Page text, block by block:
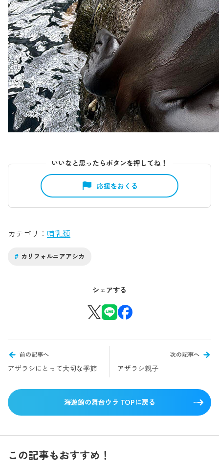
いいなと思ったらボタンを押してね！
応援をおくる
カテゴリ 哺乳類
# カリフォルニアアシカ
シェアする
前の記事へ
アザラシにとって大切な季節
次の記事へ
アザラシ親子
海遊館の舞台ウラ TOPに戻る
この記事もおすすめ！